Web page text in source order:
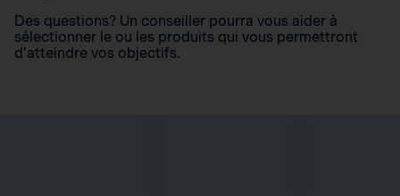
Des questions? Un conseiller pourra vous aider à
sélectionner le ou les produits qui vous permettront
d’atteindre vos objectifs.